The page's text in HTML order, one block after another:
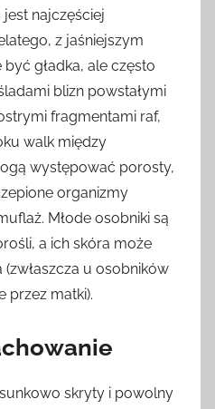
najczęściej
z jaśniejszym
gładka, ale często
blizn powstałymi
fragmentami raf,
walk między
występować porosty,
organizmy
Młode osobniki są
a ich skóra może
u osobników
przez matki).
skryty i powolny